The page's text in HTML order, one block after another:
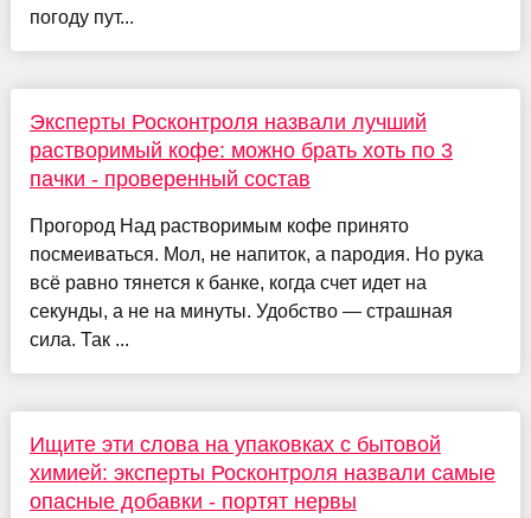
погоду пут...
Эксперты Росконтроля назвали лучший
растворимый кофе: можно брать хоть по 3
пачки - проверенный состав
Прогород Над растворимым кофе принято
посмеиваться. Мол, не напиток, а пародия. Но рука
всё равно тянется к банке, когда счет идет на
секунды, а не на минуты. Удобство — страшная
сила. Так ...
Ищите эти слова на упаковках с бытовой
химией: эксперты Росконтроля назвали самые
опасные добавки - портят нервы